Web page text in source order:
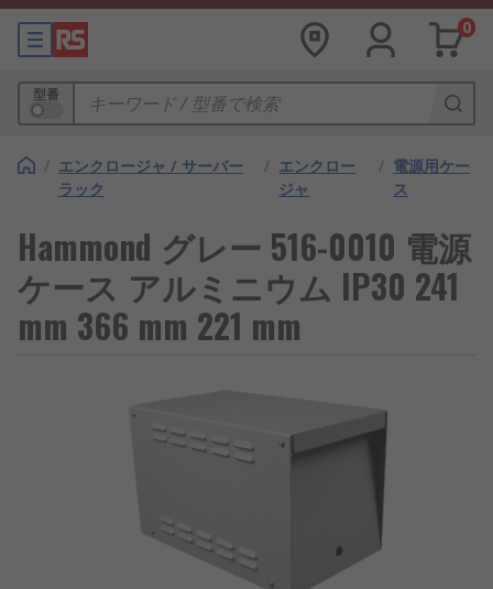
0
型番
/ エンクロージャ / サーバー
ラック
/ エンクロー
ジャ
/ 電源用ケー
ス
Hammond グレー 516-0010 電源
ケース アルミニウム IP30 241
mm 366 mm 221 mm